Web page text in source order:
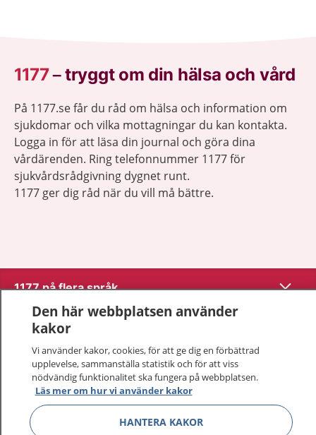
1177–tryggt om din hälsa och vård
På 1177.se får du råd om hälsa och information om
sjukdomar och vilka mottagningar du kan kontakta.
Logga in för att läsa din journal och göra dina
vårdärenden. Ring telefonnummer 1177 för
sjukvårdsrådgivning dygnet runt.
1177 ger dig råd när du vill må bättre.
1177 på flera språk Visa
Om 1177
Kontakt
Behandling av personuppgifter
Den här webbplatsen använder
kakor
Vi använder kakor, cookies, för att ge dig en förbättrad
upplevelse, sammanställa statistik och för att viss
nödvändig funktionalitet ska fungera på webbplatsen.
Läs mer om hur vi använder kakor
HANTERA KAKOR